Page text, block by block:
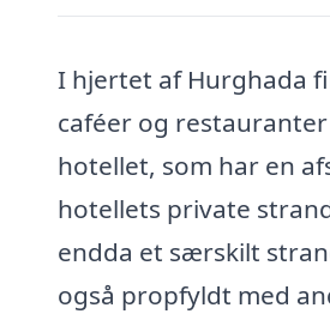
I hjertet af Hurghada
caféer og
hotellet, som har en
hotellets private
endda et særskilt
også propfyldt med